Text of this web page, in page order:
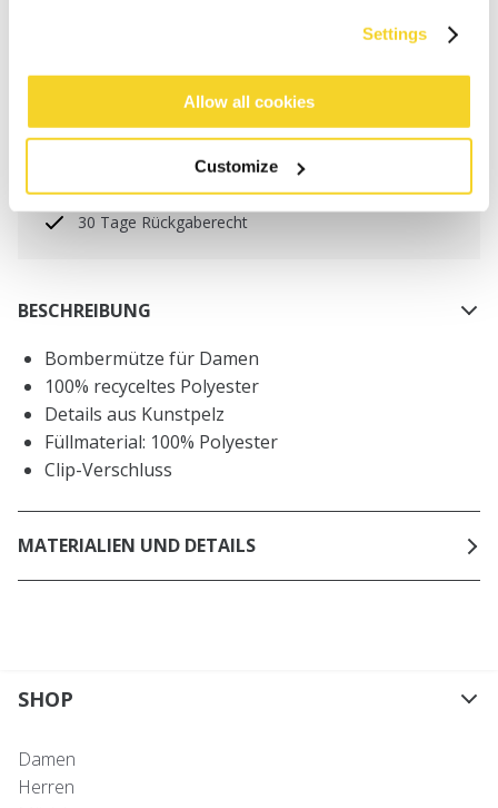
Settings
Allow all cookies
Customize
Bestellungen, die vor 12 Uhr MEZ (Montag bis
Freitag) bei uns eingehen, werden noch am selben
Tag versandt
Kostenlose Lieferung für Bestellungen über 50€
30 Tage Rückgaberecht
BESCHREIBUNG
Bombermütze für Damen
100% recyceltes Polyester
Details aus Kunstpelz
Füllmaterial: 100% Polyester
Clip-Verschluss
MATERIALIEN UND DETAILS
SHOP
Damen
Herren